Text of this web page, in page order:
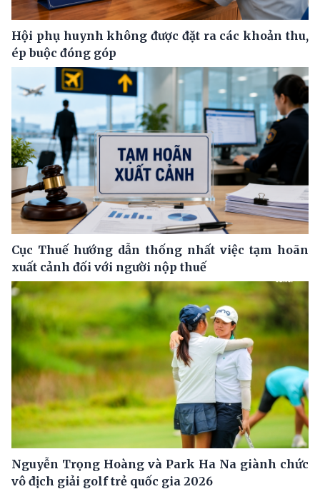
Hội phụ huynh không được đặt ra các khoản thu,
ép buộc đóng góp
Cục Thuế hướng dẫn thống nhất việc tạm hoãn
xuất cảnh đối với người nộp thuế
Nguyễn Trọng Hoàng và Park Ha Na giành chức
vô địch giải golf trẻ quốc gia 2026